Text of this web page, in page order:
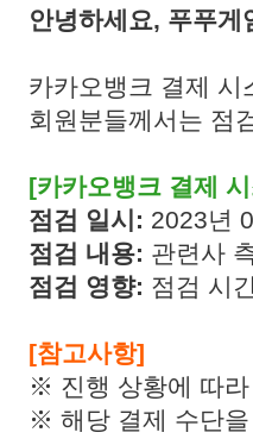
안녕하세요, 푸푸게
카카오뱅크 결제
회원분들께서는 점
[카카오뱅크 결제
점검 일시: 2023년
점검 내용: 관련사
점검 영향: 점검 시
[참고사항]
※ 진행 상황에 따
※ 해당 결제 수단